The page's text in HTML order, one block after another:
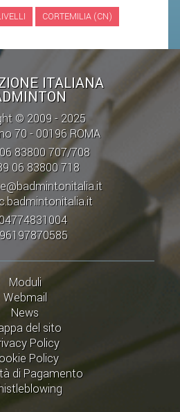
CORTEMILIA (CN)
ITALIANA
© 2009 - 2025
70 - 00196 ROMA
83800 707/708
06 83800 718
Moduli
Webmail
News
del sito
Policy
Policy
di Pagamento
– PALABADMINTON
D'INTERESSE NAZIONALE
ATLETI
CON NOI
TECNICI TERRITORIALI
ATLETI
E TESSERAMENTO
E TASSE
AL TESSERAMENTO ON